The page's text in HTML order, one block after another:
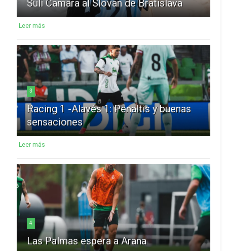
Suli Camara al Slovan de Bratislava
Leer más
3
Racing 1 -Alavés 1: Penaltis y buenas
sensaciones
Leer más
4
Las Palmas espera a Arana